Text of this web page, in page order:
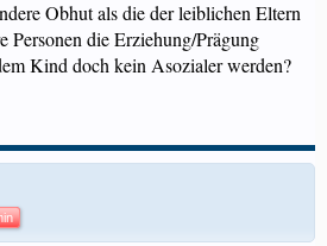
Obhut als die der leiblichen Eltern
Personen die Erziehung/Prägung
Kind doch kein Asozialer werden?